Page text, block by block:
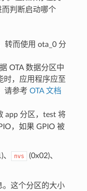
判断启动哪个
转而使用 ota_0 分
OTA 数据分区中
时，应用程序应至
请参考 OTA 文档
app 分区，test 将
，如果 GPIO 被
nvs (0x02)、
。这个分区的大小